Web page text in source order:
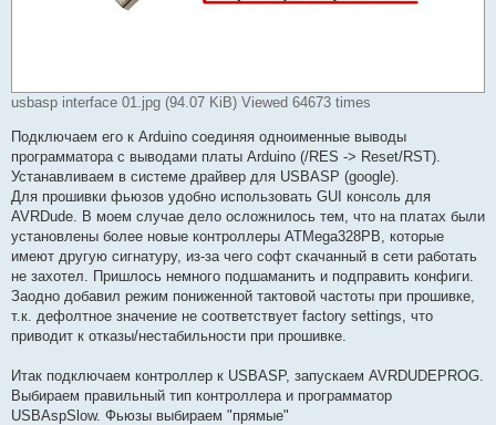
usbasp interface 01.jpg (94.07 KiB) Viewed 64673 times
Подключаем его к Arduino соединяя одноименные выводы
программатора с выводами платы Arduino (/RES -> Reset/RST).
Устанавливаем в системе драйвер для USBASP (google).
Для прошивки фьюзов удобно использовать GUI консоль для
AVRDude. В моем случае дело осложнилось тем, что на платах были
установлены более новые контроллеры ATMega328PB, которые
имеют другую сигнатуру, из-за чего софт скачанный в сети работать
не захотел. Пришлось немного подшаманить и подправить конфиги.
Заодно добавил режим пониженной тактовой частоты при прошивке,
т.к. дефолтное значение не соответствует factory settings, что
приводит к отказы/нестабильности при прошивке.
Итак подключаем контроллер к USBASP, запускаем AVRDUDEPROG.
Выбираем правильный тип контроллера и программатор
USBAspSlow. Фьюзы выбираем "прямые"